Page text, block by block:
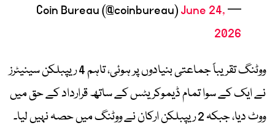
— Coin Bureau (@coinbureau)
June 24,
2026
ووٹنگ تقریباً جماعتی بنیادوں پر ہوئی، تاہم 4 ریپبلکن سینیٹرز
نے ایک کے سوا تمام ڈیموکریٹس کے ساتھ قرارداد کے حق میں
ووٹ دیا، جبکہ 2 ریپبلکن ارکان نے ووٹنگ میں حصہ نہیں لیا۔